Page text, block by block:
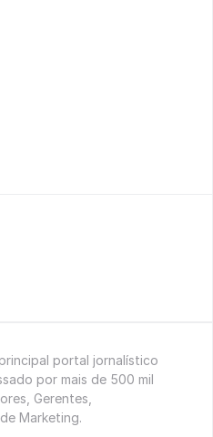
portal jornalístico
por mais de 500 mil
Gerentes,
Marketing.